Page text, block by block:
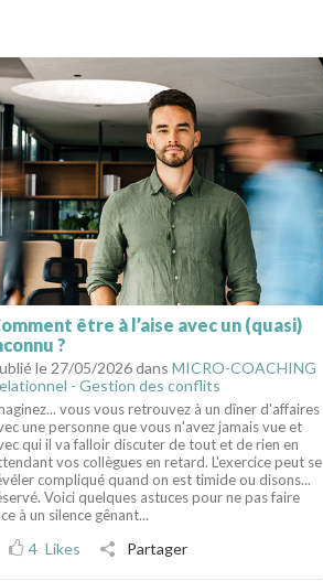
être à l’aise avec un (quasi)
?
le 27/05/2026 dansMICRO-COACHING
- Gestion des conflits
vous vous retrouvez à un dîner d'affaires
une personne que vous n'avez jamais vue et
qui il va falloir discuter de tout et de rien en
vos collègues en retard. L'exercice peut se
compliqué quand on est timide ou disons...
Voici quelques astuces pour ne pas faire
à un silence gênant...
4 Likes Partager